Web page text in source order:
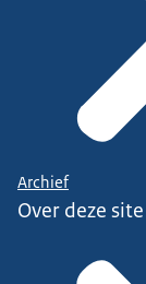
Archief
Over deze site